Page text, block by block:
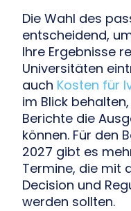
Die Wahl des
entscheidend,
Ihre Ergebnisse
Universitäten
auch Kosten für
im Blick
Berichte die
können. Für den
2027 gibt es
Termine, die mit
Decision und
werden sollten.